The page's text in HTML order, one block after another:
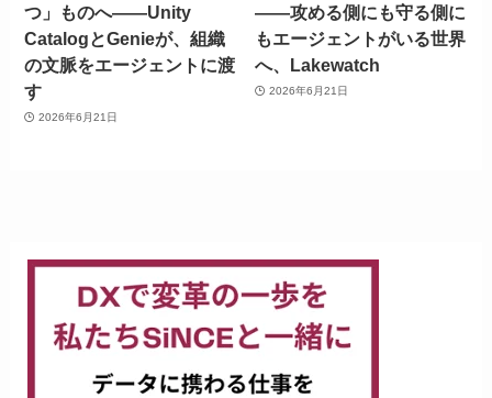
つ」ものへ——Unity
CatalogとGenieが、組織
の文脈をエージェントに渡
す
2026年6月21日
——攻める側にも守る側に
もエージェントがいる世界
へ、Lakewatch
2026年6月21日